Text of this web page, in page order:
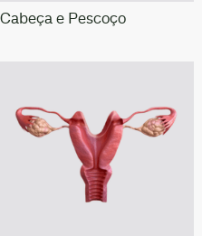
Cabeça e Pescoço